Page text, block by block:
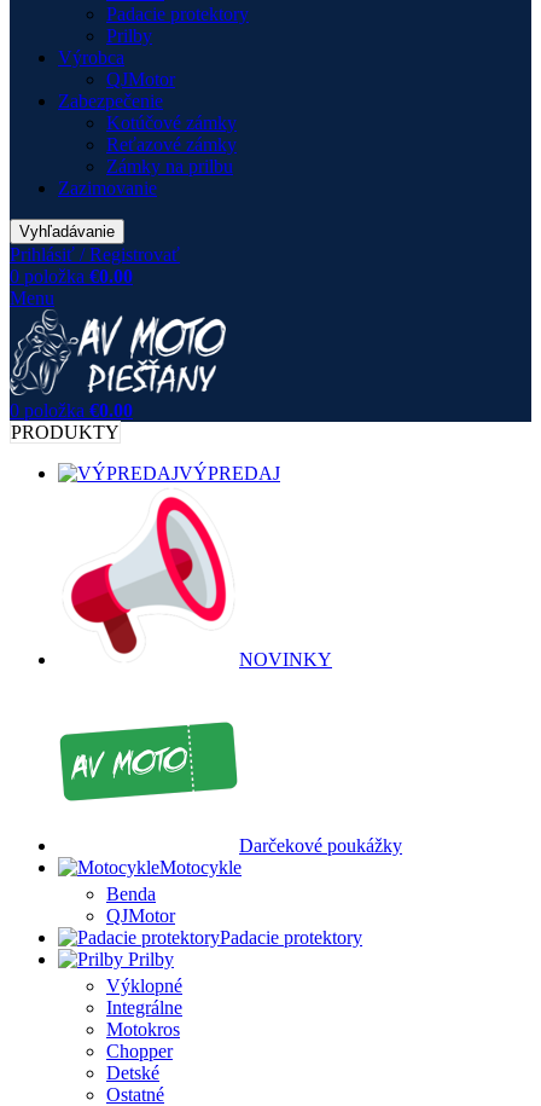
Padacie protektory
Prilby
Výrobca
QJMotor
Zabezpečenie
Kotúčové zámky
Reťazové zámky
Zámky na prilbu
Zazimovanie
Vyhľadávanie
Prihlásiť / Registrovať
0 položka €0.00
Menu
0 položka €0.00
PRODUKTY
VÝPREDAJ
NOVINKY
Darčekové poukážky
Motocykle
Benda
QJMotor
Padacie protektory
Prilby
Výklopné
Integrálne
Motokros
Chopper
Detské
Ostatné